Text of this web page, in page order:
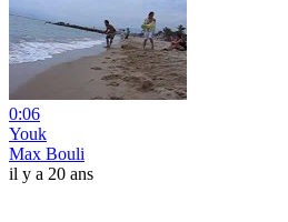
0:06
Youk
Max Bouli
il y a 20 ans